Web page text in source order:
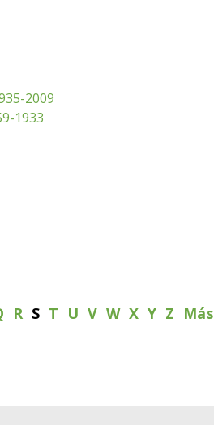
2009
1933
R S T U V W X Y Z Más